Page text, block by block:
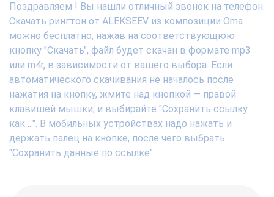
Поздравляем ! Вы нашли отличный звонок на телефон.
Скачать рингтон от ALEKSEEV из композиции Оma
можно бесплатно, нажав на соответствующюю
кнопку "Скачать", файл будет скачан в формате mp3
или m4r, в зависимости от вашего выбора. Если
автоматического скачивания не началось после
нажатия на кнопку, жмите над кнопкой — правой
клавишей мышки, и выбирайте "Сохранить ссылку
как ...". В мобильных устройствах надо нажать и
держать палец на кнопке, после чего выбрать
"Сохранить данные по ссылке".